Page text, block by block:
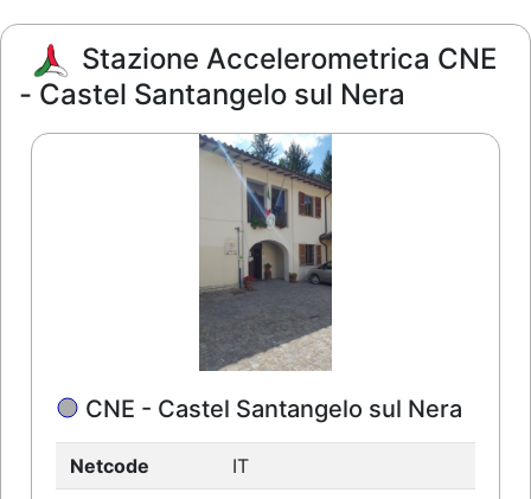
Stazione Accelerometrica CNE
- Castel Santangelo sul Nera
CNE - Castel Santangelo sul Nera
Netcode
IT